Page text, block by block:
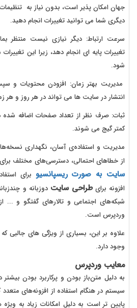
جهان امکان پذیر است، بدون نیاز به تنظیمات
دیگری شما می توانید تغییرات انجام دهید.
سرعت ارتباط: دیگر نیازی نیست منتظر
تغییرات پایه ای انجام دهد، زیرا این
شود.
مدیریت بهتر زمان: افزودن محتویات و
انتشار در سایت ها می تواند در هر روز و هر
ثبات: صرف نظر از تعداد صفحات اضافه شده
کمتر گیج می شوند.
مدیریت و استفاده‌ی آسان، نگهداری
از خطاهای احتمالی، دسترسی‌های مختلف
سایت به صورت ریسپانسیو برای
افزونه برایطراحی سایت دوزبانه و
شبکه‌های اجتماعی و تالارهای گفتگو و ...
وردپرس است.
علاوه بر این، بسیاری از ویژگی های جالبی
وجود دارد.
معایب وردپرس
به دلیل متن‌باز بودن و پرکاربرد بودن
سیستم در هنگام استفاده از افزونه‌های
پایین تر است به دلیل امکانات زیاد به